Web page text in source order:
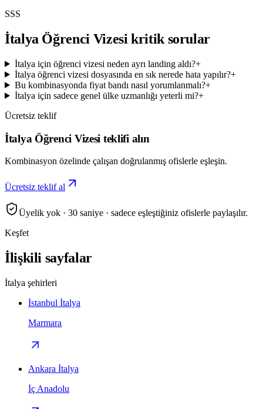
SSS
İtalya Öğrenci Vizesi kritik sorular
İtalya için öğrenci vizesi neden ayrı landing aldı?+
İtalya öğrenci vizesi dosyasında en sık nerede hata yapılır?+
Bu kombinasyonda fiyat bandı nasıl yorumlanmalı?+
İtalya için sadece genel ülke uzmanlığı yeterli mi?+
Ücretsiz teklif
İtalya Öğrenci Vizesi teklifi alın
Kombinasyon özelinde çalışan doğrulanmış ofislerle eşleşin.
Ücretsiz teklif al
Üyelik yok · 30 saniye · sadece eşleştiğiniz ofislerle paylaşılır.
Keşfet
İlişkili sayfalar
İtalya şehirleri
İstanbul İtalya
Marmara
Ankara İtalya
İç Anadolu